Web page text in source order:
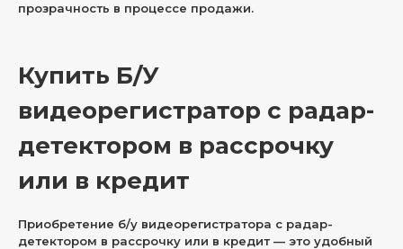
прозрачность в процессе продажи.
Купить Б/У
видеорегистратор с радар-
детектором в рассрочку
или в кредит
Приобретение б/у видеорегистратора с радар-
детектором в рассрочку или в кредит — это удобный